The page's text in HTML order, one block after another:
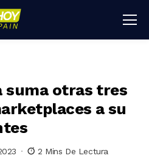
suma otras tres
a su
2 Mins De Lectura